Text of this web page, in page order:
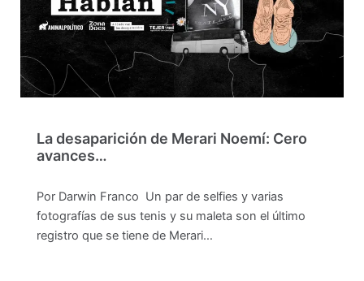
La desaparición de Merari Noemí: Cero
avances…
Por Darwin Franco Un par de selfies y varias
fotografías de sus tenis y su maleta son el último
registro que se tiene de Merari…